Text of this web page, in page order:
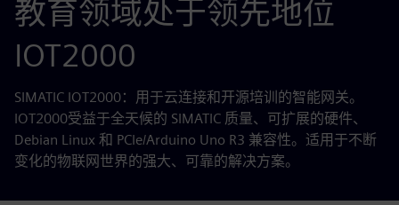
教育领域处于领先地位
IOT2000
SIMATIC IOT2000：用于云连接和开源培训的智能网关。
IOT2000受益于全天候的 SIMATIC 质量、可扩展的硬件、
Debian Linux 和 PCIe/Arduino Uno R3 兼容性。适用于不断
变化的物联网世界的强大、可靠的解决方案。